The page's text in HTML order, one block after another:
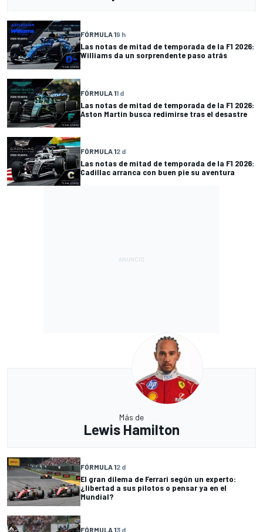
FÓRMULA 19 h
Las notas de mitad de temporada de la F1 2026:
Williams da un sorprendente paso atrás
FÓRMULA 11 d
Las notas de mitad de temporada de la F1 2026:
Aston Martin busca redimirse tras el desastre
FÓRMULA 12 d
Las notas de mitad de temporada de la F1 2026:
Cadillac arranca con buen pie su aventura
Más de
Lewis Hamilton
FÓRMULA 12 d
El gran dilema de Ferrari según un experto:
¿libertad a sus pilotos o pensar ya en el
Mundial?
FÓRMULA 13 d